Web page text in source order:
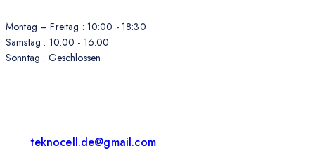
Montag – Freitag : 10:00 - 18:30
Samstag : 10:00 - 16:00
Sonntag : Geschlossen
teknocell.de@gmail.com